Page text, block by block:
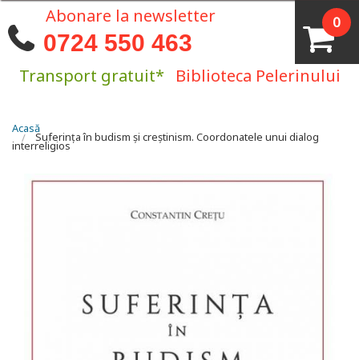
0
Abonare la newsletter
0724 550 463
Transport gratuit* Biblioteca Pelerinului
Eşti aici
Acasă
Suferinţa în budism și creștinism. Coordonatele unui dialog
interreligios